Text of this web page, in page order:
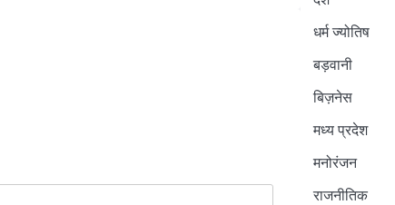
धर्म ज्योतिष
बड़वानी
बिज़नेस
मध्य प्रदेश
मनोरंजन
राजनीतिक